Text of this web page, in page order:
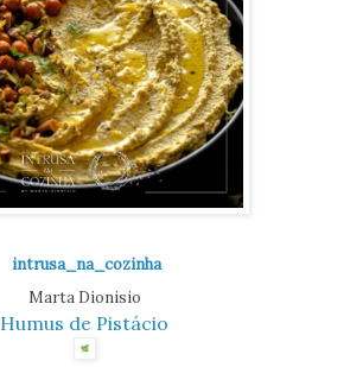
intrusa_na_cozinha
Marta Dionisio
Humus de Pistácio